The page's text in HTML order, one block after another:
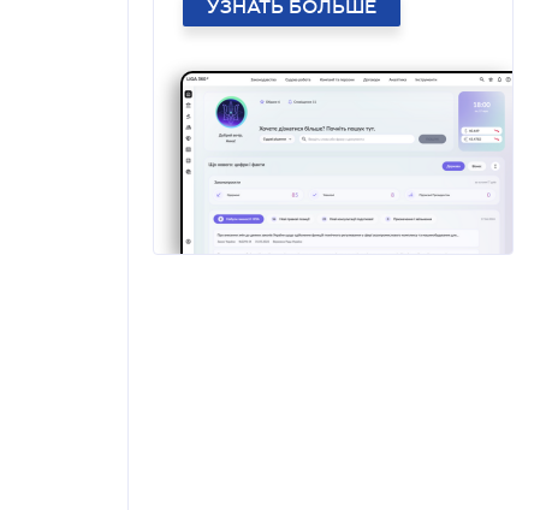
УЗНАТЬ БОЛЬШЕ